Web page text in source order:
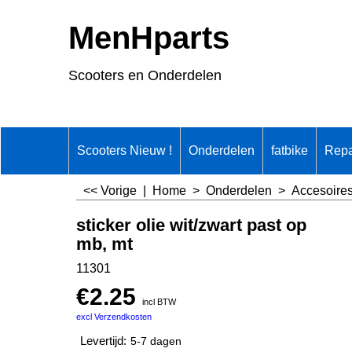
MenHparts
Scooters en Onderdelen
Scooters Nieuw ! Onderdelen fatbike
<< Vorige Home > Onderdelen >
sticker olie wit/zwart past op
mb, mt
11301
€2.25
incl BTW
excl Verzendkosten
Levertijd: 5-7 dagen